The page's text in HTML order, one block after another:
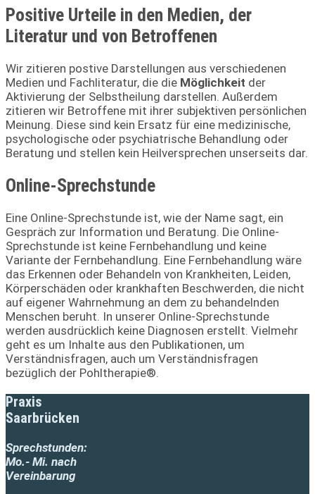
Positive Urteile in den Medien, der
Literatur und von Betroffenen
Wir zitieren postive Darstellungen aus verschiedenen
Medien und Fachliteratur, die die Möglichkeit der
Aktivierung der Selbstheilung darstellen. Außerdem
zitieren wir Betroffene mit ihrer subjektiven persönlichen
Meinung. Diese sind kein Ersatz für eine medizinische,
psychologische oder psychiatrische Behandlung oder
Beratung und stellen kein Heilversprechen unserseits dar.
Online-Sprechstunde
Eine Online-Sprechstunde ist, wie der Name sagt, ein
Gespräch zur Information und Beratung. Die Online-
Sprechstunde ist keine Fernbehandlung und keine
Variante der Fernbehandlung. Eine Fernbehandlung wäre
das Erkennen oder Behandeln von Krankheiten, Leiden,
Körperschäden oder krankhaften Beschwerden, die nicht
auf eigener Wahrnehmung an dem zu behandelnden
Menschen beruht. In unserer Online-Sprechstunde
werden ausdrücklich keine Diagnosen erstellt. Vielmehr
geht es um Inhalte aus den Publikationen, um
Verständnisfragen, auch um Verständnisfragen
bezüglich der Pohltherapie®.
Praxis
Saarbrücken
Sprechstunden:
Mo.- Mi. nach
Vereinbarung